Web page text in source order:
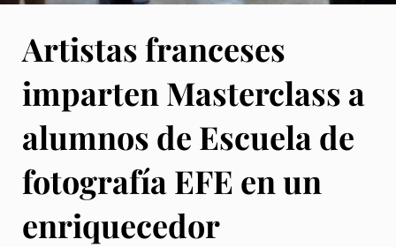
Artistas franceses
imparten Masterclass a
alumnos de Escuela de
fotografía EFE en un
enriquecedor